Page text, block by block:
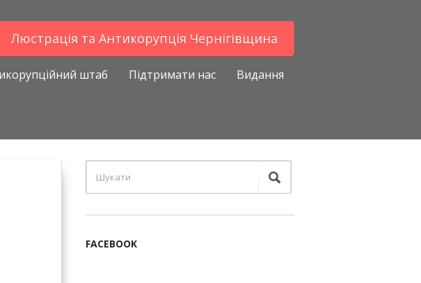
Люстрацiя та Антикорупцiя Чернігівщина
штаб Підтримати нас Видання
FACEBOOK